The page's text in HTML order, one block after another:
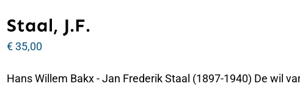
Staal, J.F.
€35,00
Hans Willem Bakx - Jan Frederik Staal (1897-1940) De wil